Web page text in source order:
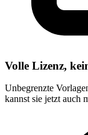
Volle Lizenz,
Unbegrenzte
kannst sie jetzt auch